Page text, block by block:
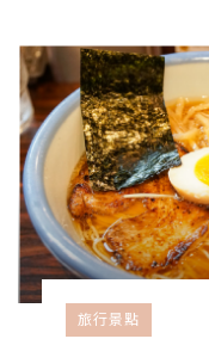
旅行景點